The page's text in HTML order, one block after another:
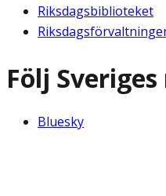
Riksdagsbiblioteket
Följ
Bluesky